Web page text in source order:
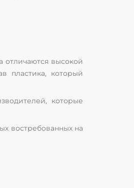
отличаются высокой
пластика, который
которые
востребованных на